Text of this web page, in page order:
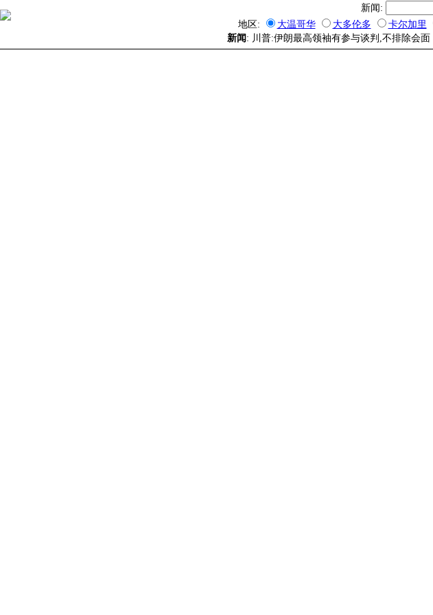
新闻:
地区:
大温哥华 大多伦多 卡尔加里
新闻 : 川普:伊朗最高领袖有参与谈判,不排除会面 |